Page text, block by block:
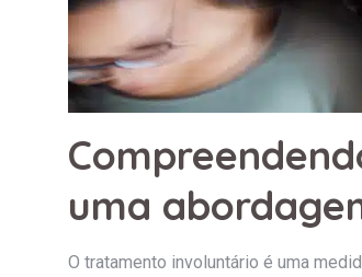
uma
O tratamento involuntário é uma